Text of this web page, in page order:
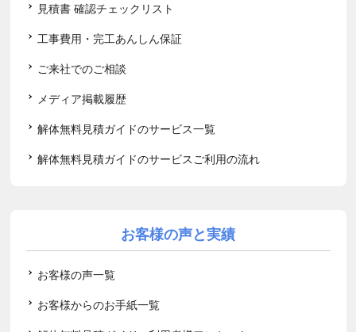
見積書 確認チェックリスト
工事費用・完工あんしん保証
ご来社でのご相談
メディア掲載履歴
解体無料見積ガイドのサービス一覧
解体無料見積ガイドのサービスご利用の流れ
お客様の声と実績
お客様の声一覧
お客様からのお手紙一覧